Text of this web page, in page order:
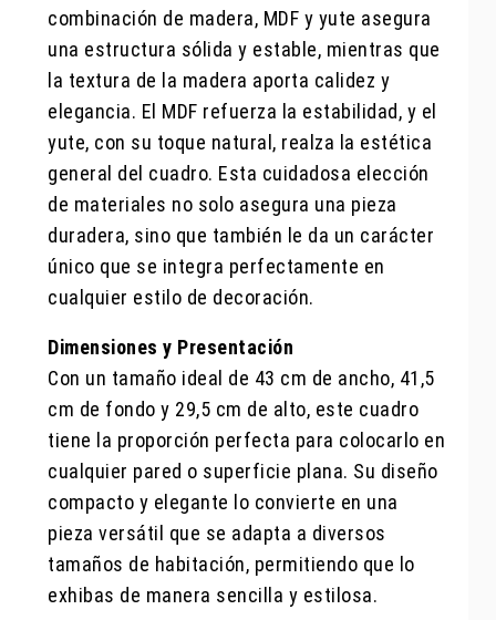
combinación de madera, MDF y yute asegura
una estructura sólida y estable, mientras que
la textura de la madera aporta calidez y
elegancia. El MDF refuerza la estabilidad, y el
yute, con su toque natural, realza la estética
general del cuadro. Esta cuidadosa elección
de materiales no solo asegura una pieza
duradera, sino que también le da un carácter
único que se integra perfectamente en
cualquier estilo de decoración.
Dimensiones y Presentación
Con un tamaño ideal de 43 cm de ancho, 41,5
cm de fondo y 29,5 cm de alto, este cuadro
tiene la proporción perfecta para colocarlo en
cualquier pared o superficie plana. Su diseño
compacto y elegante lo convierte en una
pieza versátil que se adapta a diversos
tamaños de habitación, permitiendo que lo
exhibas de manera sencilla y estilosa.